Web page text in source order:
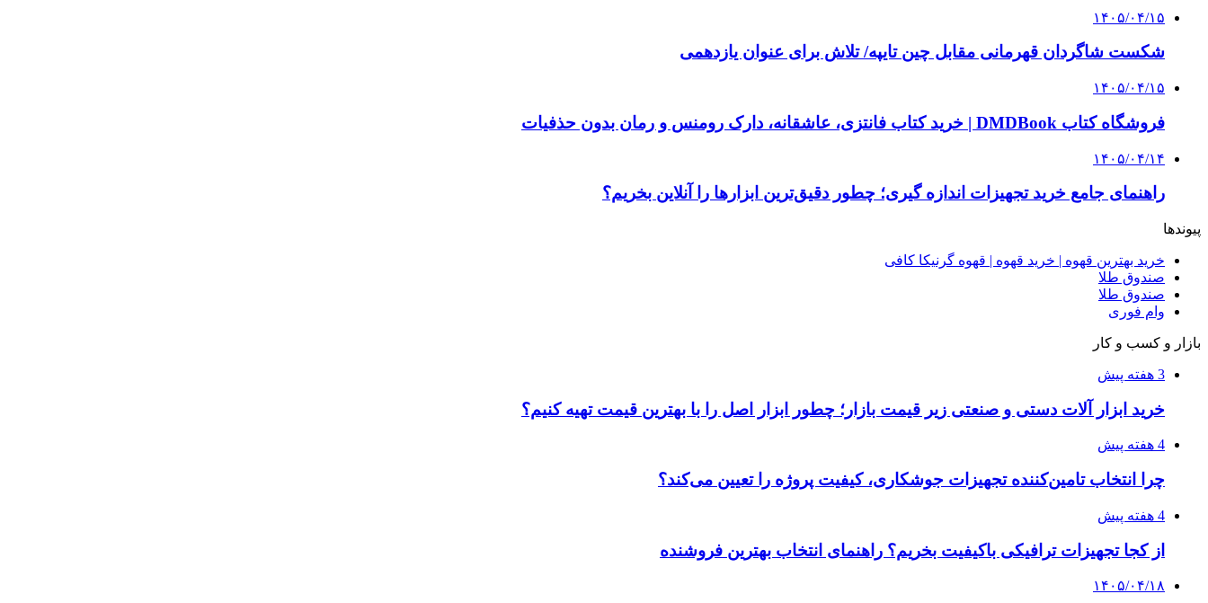
۱۴۰۵/۰۴/۱۵
شکست شاگردان قهرمانی مقابل چین تایپه/ تلاش برای عنوان یازدهمی
۱۴۰۵/۰۴/۱۵
فروشگاه کتاب DMDBook | خرید کتاب فانتزی، عاشقانه، دارک رومنس و رمان بدون حذفیات
۱۴۰۵/۰۴/۱۴
راهنمای جامع خرید تجهیزات اندازه گیری؛ چطور دقیق‌ترین ابزارها را آنلاین بخریم؟
پیوندها
خرید بهترین قهوه | خرید قهوه | قهوه گرنیکا کافی
صندوق طلا
صندوق طلا
وام فوری
بازار و کسب و کار
3 هفته پیش
خرید ابزار آلات دستی و صنعتی زیر قیمت بازار؛ چطور ابزار اصل را با بهترین قیمت تهیه کنیم؟
4 هفته پیش
چرا انتخاب تامین‌کننده تجهیزات جوشکاری، کیفیت پروژه را تعیین می‌کند؟
4 هفته پیش
از کجا تجهیزات ترافیکی باکیفیت بخریم؟ راهنمای انتخاب بهترین فروشنده
۱۴۰۵/۰۴/۱۸